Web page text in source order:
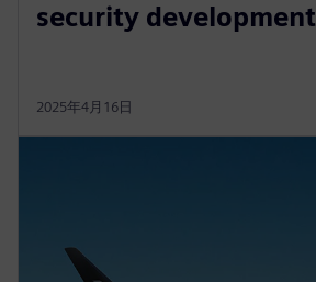
security development
2025年4月16日